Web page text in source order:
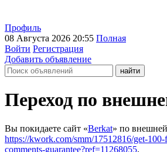
Профиль
08 Августа 2026 20:55 Полная
Войти Регистрация
Добавить объявление
Переход по
Вы покидаете сайт «Berkat» по
https://kwork.com/smm/17512816/get-
comments-guarantee?ref=11268055.